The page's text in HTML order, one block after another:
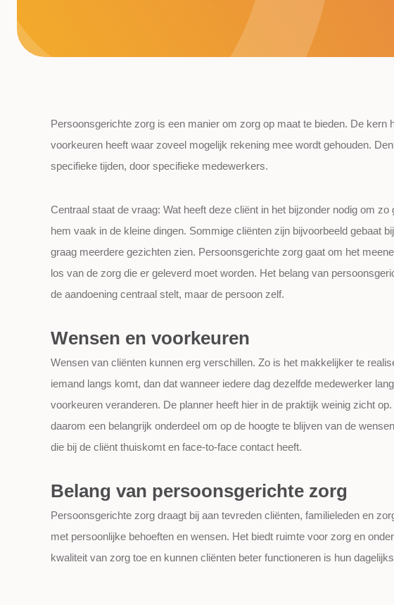
Persoonsgerichte zorg is een manier om zorg op maat te bieden. De kern
voorkeuren heeft waar zoveel mogelijk rekening mee wordt gehouden.
specifieke tijden, door specifieke medewerkers.
Centraal staat de vraag: Wat heeft deze cliënt in het bijzonder nodig om
hem vaak in de kleine dingen. Sommige cliënten zijn bijvoorbeeld gebaat
graag meerdere gezichten zien. Persoonsgerichte zorg gaat om het
los van de zorg die er geleverd moet worden. Het belang van
de aandoening centraal stelt, maar de persoon zelf.
Wensen en voorkeuren
Wensen van cliënten kunnen erg verschillen. Zo is het makkelijker te
iemand langs komt, dan dat wanneer iedere dag dezelfde medewerker
voorkeuren veranderen. De planner heeft hier in de praktijk weinig zicht
daarom een belangrijk onderdeel om op de hoogte te blijven van de
die bij de cliënt thuiskomt en face-to-face contact heeft.
Belang van persoonsgerichte zorg
Persoonsgerichte zorg draagt bij aan tevreden cliënten, familieleden en
met persoonlijke behoeften en wensen. Het biedt ruimte voor zorg en
kwaliteit van zorg toe en kunnen cliënten beter functioneren is hun